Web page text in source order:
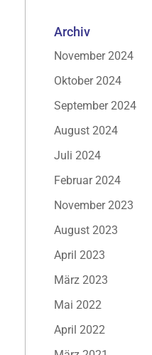
Archiv
November 2024
Oktober 2024
September 2024
August 2024
Juli 2024
Februar 2024
November 2023
August 2023
April 2023
März 2023
Mai 2022
April 2022